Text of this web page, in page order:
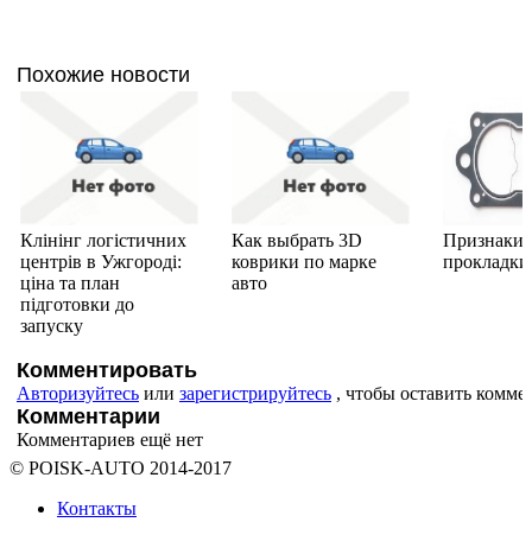
Похожие новости
Клінінг логістичних
центрів в Ужгороді:
ціна та план
підготовки до
запуску
Как выбрать 3D
коврики по марке
авто
Признаки
Комментировать
Авторизуйтесь или зарегистрируйтесь , чтобы оставить
Комментарии
Комментариев ещё нет
© POISK-AUTO 2014-2017
Контакты